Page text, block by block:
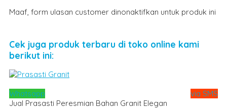
Maaf, form ulasan customer dinonaktifkan untuk produk ini
Cek juga produk terbaru di toko online kami
berikut ini:
Whatsapp
via SMS
Jual Prasasti Peresmian Bahan Granit Elegan